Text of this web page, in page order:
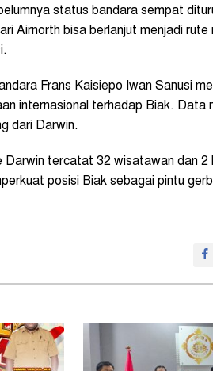
status bandara sempat
Airnorth bisa berlanjut menjadi rute
Frans Kaisiepo Iwan Sanusi
internasional terhadap Biak. Data
dari Darwin.
tercatat 32 wisatawan dan 2
posisi Biak sebagai pintu